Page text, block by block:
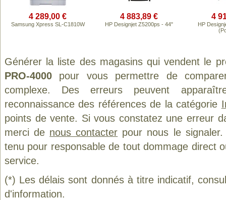
4 289,00 €
Samsung Xpress SL-C1810W
4 883,89 €
HP Designjet Z5200ps - 44"
4
HP
Générer la liste des magasins qui vendent le
PRO-4000 pour vous permettre de
complexe. Des erreurs peuvent
reconnaissance des références de la catégorie
points de vente. Si vous constatez une erreur
merci de nous contacter pour nous le
tenu pour responsable de tout dommage direct
service.
(*) Les délais sont donnés à titre indicatif,
d'information.